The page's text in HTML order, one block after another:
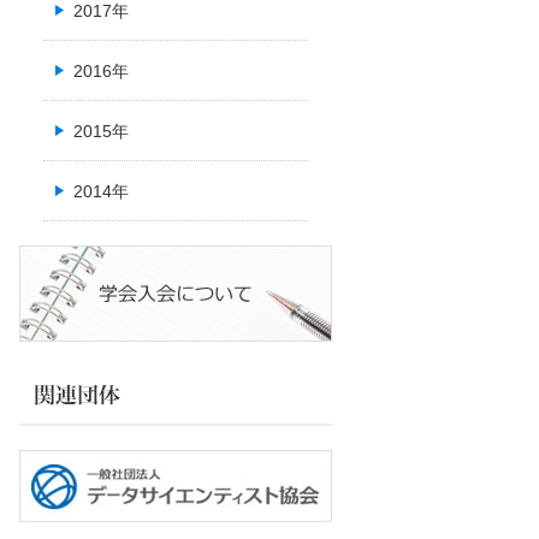
2017年
2016年
2015年
2014年